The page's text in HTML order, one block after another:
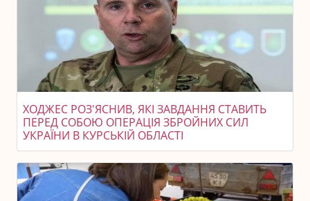
ХОДЖЕС РОЗ'ЯСНИВ, ЯКІ ЗАВДАННЯ СТАВИТЬ
ПЕРЕД СОБОЮ ОПЕРАЦІЯ ЗБРОЙНИХ СИЛ
УКРАЇНИ В КУРСЬКІЙ ОБЛАСТІ